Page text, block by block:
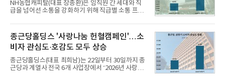
했다. 자극적이지 않으면서도 깊은 닭육수에 마늘의
개운한 풍미를 더했으며, 국물이 잘 배어들면서도 쫄
서도
NH농협캐피탈(대표 장종환)은 임직원 간 세대와 직
급을 넘어선 소통을 강화하기 위해 직급별 소통 프로
부터 30일까지 서울 원센티널 NH농협캐피탈타워 22
층에서 운영했다고 31일 밝혔다.이번 프로그램은 경
영지원부 홍보팀과 2026년 새로이(e)＊가 공동 주관
했으며, ▲팀장·부장(7.27), ▲계장·주임(7.28), ▲과
장·차장(7.29), ▲대리(7.30) 등 직급별로 총 4회에 걸
쳐 진행됐다.참고로 새로이(e)는 NH농협캐피탈 MZ
세대들로(과장~계장) 구성된 자율 참여조직으로, 조
종근당홀딩스 '사랑나눔 헌혈캠페인'…소
비자 관심도·호감도 모두 상승
종근당홀딩스(대표 최희남)는 22일부터 30일까지 종
근당과 계열사 전국 6개 사업장에서 ‘2026년 사랑나